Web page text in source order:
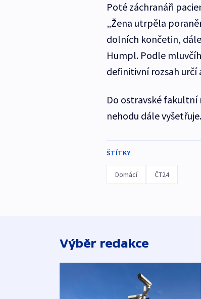
Poté záchranáři
„Žena utrpěla
dolních končetin,
Humpl. Podle
definitivní rozsah určí
Do ostravské
nehodu dále vyšetřuje.
ŠTÍTKY
Domácí ČT24
Výběr redakce